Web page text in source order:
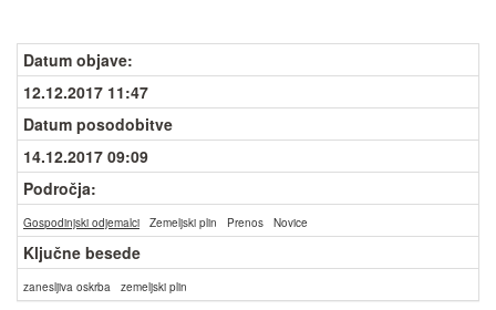
Datum objave:
12.12.2017 11:47
Datum posodobitve
14.12.2017 09:09
Področja:
Gospodinjski odjemalci Zemeljski plin Prenos Novice
Ključne besede
zanesljiva oskrba zemeljski plin